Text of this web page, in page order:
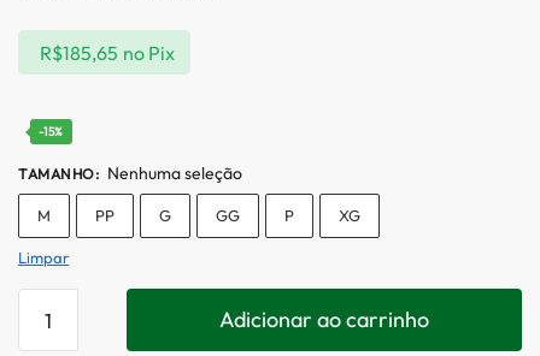
R$185,65 no Pix
-15%
TAMANHO: Nenhuma seleção
M PP G GG P XG
Limpar
Adicionar ao carrinho